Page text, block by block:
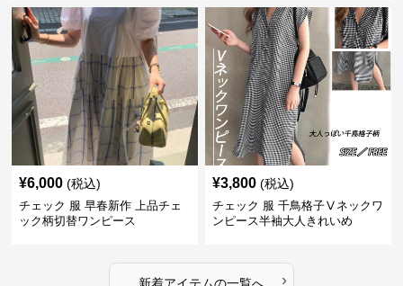
¥6,000 (税込)
チェック 服 早春新作 上品チェ
ック柄切替ワンピース
¥3,800 (税込)
チェック 服 千鳥格子Ⅴネックワ
ンピース半袖大人きれいめ
›